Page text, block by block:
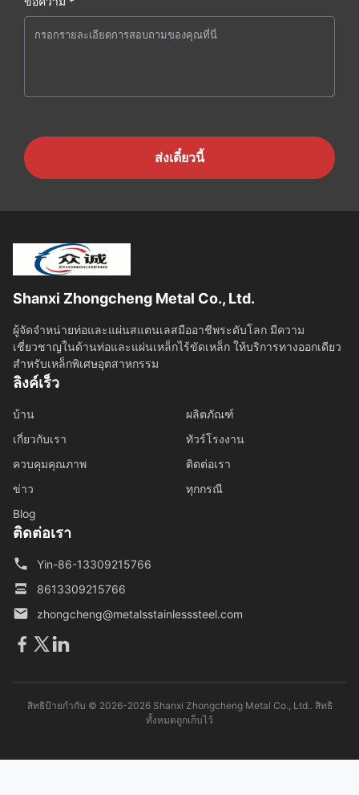
ส่งเดี๋ยวนี้
Shanxi Zhongcheng Metal Co., Ltd.
ผู้จัดจําหน่ายท่อและแผ่นสแตนเลสมืออาชีพระดับโลก มีความ
เชี่ยวชาญในด้านท่อและแผ่นเหล็กไร้ขัดเหล็ก ให้บริการทางออกเดียว
สําหรับเหล็กพิเศษอุตสาหกรรม
ลิงค์เร็ว
บ้าน
ผลิตภัณฑ์
เกี่ยวกับเรา
ทัวร์โรงงาน
ควบคุมคุณภาพ
ติดต่อเรา
ข่าว
ทุกกรณี
Blog
ติดต่อเรา
Yin-86-13309215766
8613309215766
zhongcheng@metalsstainlesssteel.com
สิทธิป้ายกํากับ © 2026-2026 Shanxi Zhongcheng Metal Co., Ltd.. สิทธิ
ทั้งหมดถูกเก็บไว้